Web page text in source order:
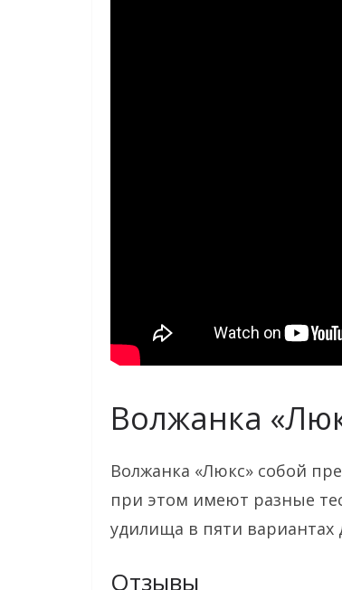
Волжанка
Волжанка «Люкс» собой
при этом имеют разные
удилища в пяти
Отзывы